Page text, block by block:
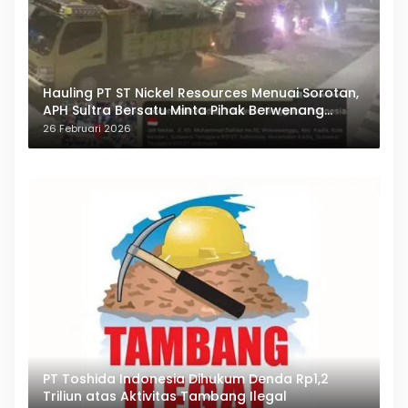
Hauling PT ST Nickel Resources Menuai Sorotan,
APH Sultra Bersatu Minta Pihak Berwenang
Bertindak
26 Februari 2026
PT Toshida Indonesia Dihukum Denda Rp1,2
Triliun atas Aktivitas Tambang Ilegal